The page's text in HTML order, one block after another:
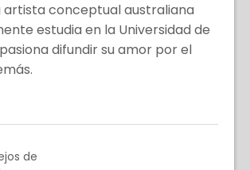
artista conceptual australiana
estudia en la Universidad de
difundir su amor por el
de